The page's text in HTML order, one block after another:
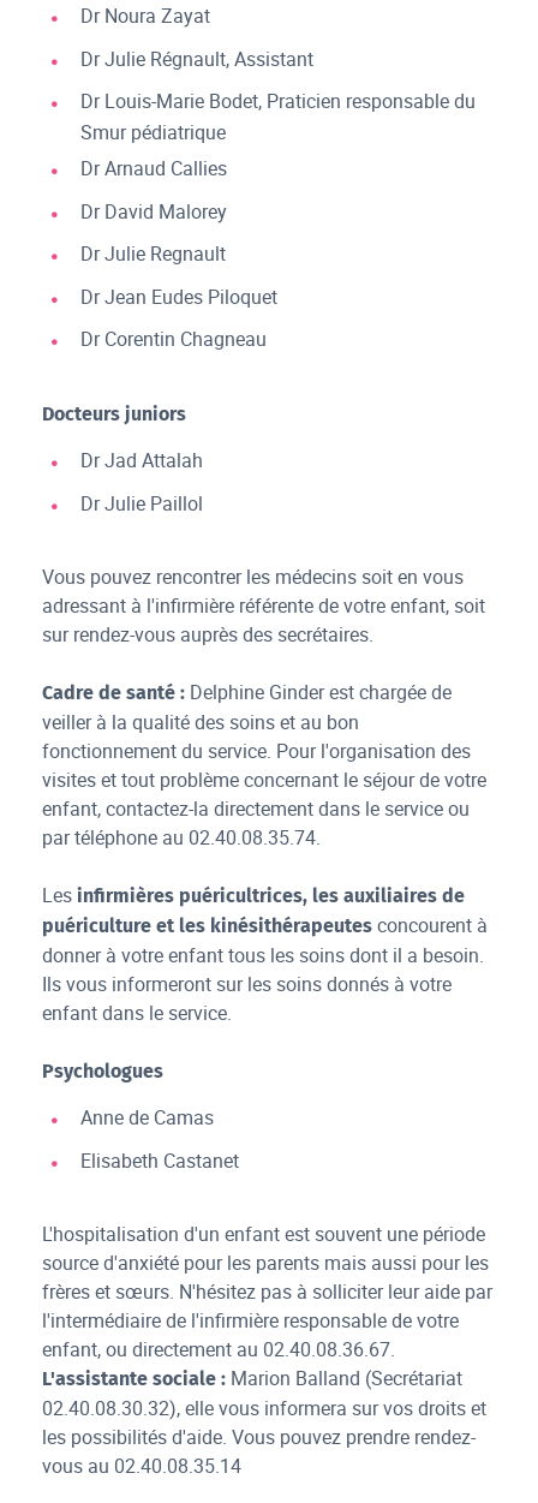
Dr Noura Zayat
Dr Julie Régnault, Assistant
Dr Louis-Marie Bodet, Praticien responsable du
Smur pédiatrique
Dr Arnaud Callies
Dr David Malorey
Dr Julie Regnault
Dr Jean Eudes Piloquet
Dr Corentin Chagneau
Docteurs juniors
Dr Jad Attalah
Dr Julie Paillol
Vous pouvez rencontrer les médecins soit en vous
adressant à l'infirmière référente de votre enfant, soit
sur rendez-vous auprès des secrétaires.
Cadre de santé : Delphine Ginderest chargée de
veiller à la qualité des soins et au bon
fonctionnement du service. Pour l'organisation des
visites et tout problème concernant le séjour de votre
enfant, contactez-la directement dans le service ou
par téléphone au 02.40.08.35.74.
Lesinfirmières puéricultrices, les auxiliaires de
puériculture et les kinésithérapeutesconcourent à
donner à votre enfant tous les soins dont il a besoin.
Ils vous informeront sur les soins donnés à votre
enfant dans le service.
Psychologues
Anne de Camas
Elisabeth Castanet
L'hospitalisation d'un enfant est souvent une période
source d'anxiété pour les parents mais aussi pour les
frères et sœurs. N'hésitez pas à solliciter leur aide par
l'intermédiaire de l'infirmière responsable de votre
enfant, ou directement au 02.40.08.36.67.
L'assistante sociale : Marion Balland (Secrétariat
02.40.08.30.32), elle vous informera sur vos droits et
les possibilités d'aide. Vous pouvez prendre rendez-
vous au 02.40.08.35.14